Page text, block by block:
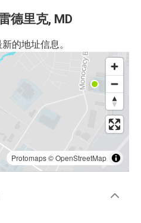
德里克, MD
的地址信息。
Protomaps©OpenStreetMap